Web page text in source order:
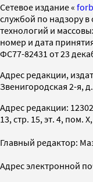
Cетевое издание «
службой по надзору
технологий и
номер и дата
ФС77-82431 от 23
Адрес редакции,
Звенигородская 2-я,
Адрес редакции:
13, стр. 15, эт. 4, пом.
Главный редактор:
Адрес электронной